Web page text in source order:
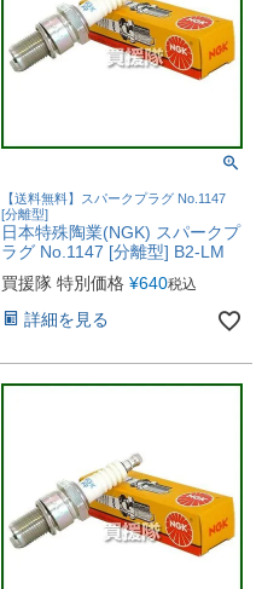
【送料無料】スパークプラグ No.1147
[分離型]
日本特殊陶業(NGK) スパークプ
ラグ No.1147 [分離型] B2-LM
買援隊 特別価格 ¥640税込
詳細を見る